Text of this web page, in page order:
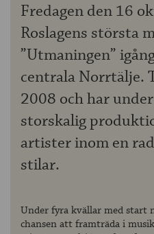
Fredagen den 16
Roslagens största
”Utmaningen”
centrala Norrtälje.
2008 och har
storskalig
artister inom en
stilar.
Under fyra kvällar med start
chansen att framträda i